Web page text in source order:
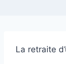
La retraite